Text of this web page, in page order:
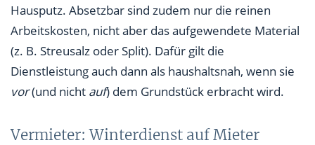
Hausputz. Absetzbar sind zudem nur die reinen
Arbeitskosten, nicht aber das aufgewendete Material
(z. B. Streusalz oder Split). Dafür gilt die
Dienstleistung auch dann als haushaltsnah, wenn sie
vor(und nicht auf) dem Grundstück erbracht wird.
Vermieter: Winterdienst auf Mieter